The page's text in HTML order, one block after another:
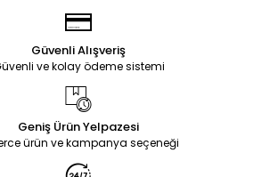
Güvenli Alışveriş
ve kolay ödeme sistemi
Geniş Ürün Yelpazesi
ürün ve kampanya seçeneği